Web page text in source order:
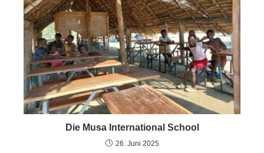
Die Musa International School
26. Juni 2025